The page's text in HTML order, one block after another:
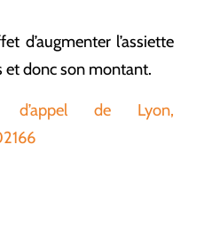
d’augmenter l’assiette
et donc son montant.
d’appel de Lyon,